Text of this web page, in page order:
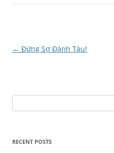
Post
← Ðừng Sợ Ðánh Tàu!
for:
RECENT POSTS